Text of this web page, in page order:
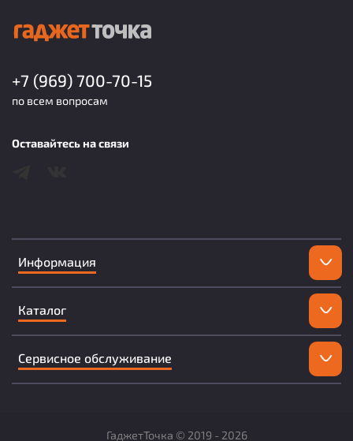
Информация
Каталог
Сервисное обслуживание
+7 (969) 700-70-15
по всем вопросам
Оставайтесь на связи
ГаджетТочка © 2019 - 2026